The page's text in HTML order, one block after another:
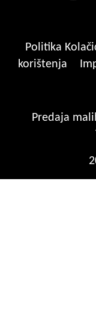
Politika
korištenja
Predaja